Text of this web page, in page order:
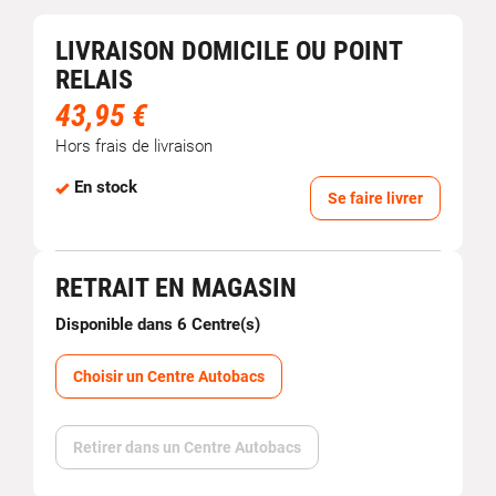
LIVRAISON DOMICILE OU POINT
RELAIS
43,95 €
Hors frais de livraison
En stock
Se faire livrer
RETRAIT EN MAGASIN
Disponible dans 6 Centre(s)
Choisir un Centre Autobacs
Retirer dans un Centre Autobacs